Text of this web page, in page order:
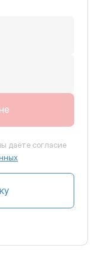
даёте согласие